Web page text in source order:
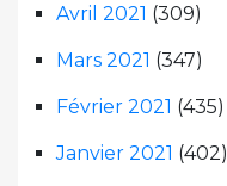
Avril 2021 (309)
Mars 2021 (347)
Février 2021 (435)
Janvier 2021 (402)